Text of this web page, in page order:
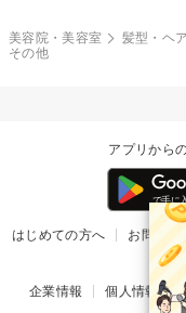
美容院・美容室 髪型・ヘ
その他
アプリから
はじめての方へ お問い合
掲
企業情報 個人情報保